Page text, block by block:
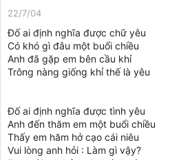
22/7/04
Đố ai định nghĩa được chữ yêu
Có khó gì đâu một buổi chiều
Anh đã gặp em bên cầu khỉ
Trông nàng giống khỉ thế là yêu
Đố ai định nghĩa được tình yêu
Anh đến thăm em một buổi chiều
Thấy em hăm hở cạo cái niêu
Vui lòng anh hỏi : Làm gì vậy?